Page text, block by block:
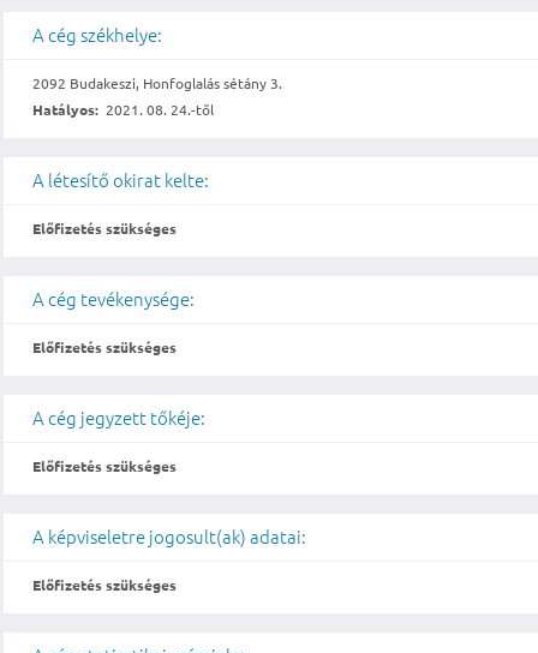
A cég székhelye:
2092 Budakeszi, Honfoglalás sétány 3.
Hatályos: 2021. 08. 24.-től
A létesítő okirat kelte:
Előfizetés szükséges
A cég tevékenysége:
Előfizetés szükséges
A cég jegyzett tőkéje:
Előfizetés szükséges
A képviseletre jogosult(ak) adatai:
Előfizetés szükséges